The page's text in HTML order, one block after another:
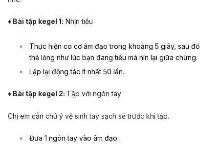
♦ Bài tập kegel 1 : Nhịn tiểu
Thực hiện co cơ âm đạo trong khoảng 5 giây, sau đó
thả lỏng như lúc bạn đang tiểu mà nín lại giữa chừng.
Lặp lại động tác ít nhất 50 lần.
♦ Bài tập kegel 2: Tập với ngón tay
Chị em cần chú ý vệ sinh tay sạch sẽ trước khi tập.
Đưa 1 ngón tay vào âm đạo.